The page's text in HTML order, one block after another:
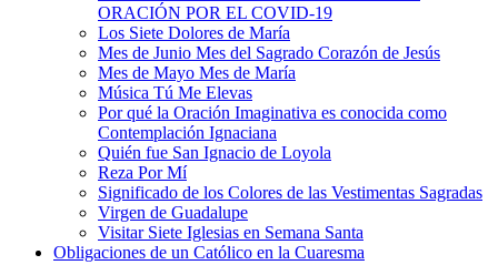
ORACIÓN POR EL COVID-19
Los Siete Dolores de María
Mes de Junio Mes del Sagrado Corazón de Jesús
Mes de Mayo Mes de María
Música Tú Me Elevas
Por qué la Oración Imaginativa es conocida como
Contemplación Ignaciana
Quién fue San Ignacio de Loyola
Reza Por Mí
Significado de los Colores de las Vestimentas Sagradas
Virgen de Guadalupe
Visitar Siete Iglesias en Semana Santa
Obligaciones de un Católico en la Cuaresma